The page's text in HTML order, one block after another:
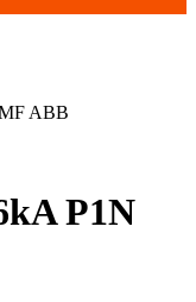
ABB
P1N